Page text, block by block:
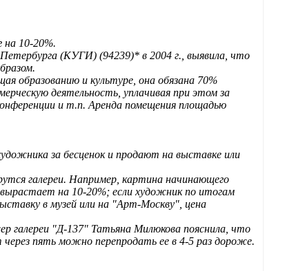
10-20%.
(КУГИ) (94239)* в 2004 г., выявила, что
образованию и культуре, она обязана 70%
деятельность, уплачивая при этом за
и т.п. Аренда помещения площадью
за бесценок и продают на выставке или
галереи. Например, картина начинающего
на 10-20%; если художник по итогам
в музей или на "Арт-Москву", цена
галереи "Д-137" Татьяна Милюкова пояснила, что
пять можно перепродать ее в 4-5 раз дороже.